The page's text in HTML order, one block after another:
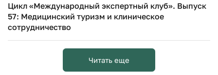
Цикл «Международный экспертный клуб». Выпуск
57: Медицинский туризм и клиническое
сотрудничество
Читать еще